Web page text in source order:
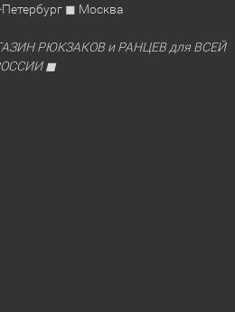
◼ Москва
РЮКЗАКОВ и РАНЦЕВ для ВСЕЙ
◼